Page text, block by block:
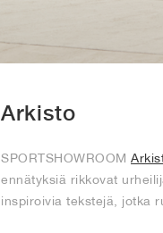
Arkisto
SPORTSHOWROOM
ennätyksiä rikkovat
inspiroivia tekstejä, jotka